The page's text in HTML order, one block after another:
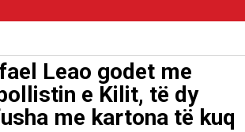
Leao godet me
e Kilit, të dy
me kartona të kuq